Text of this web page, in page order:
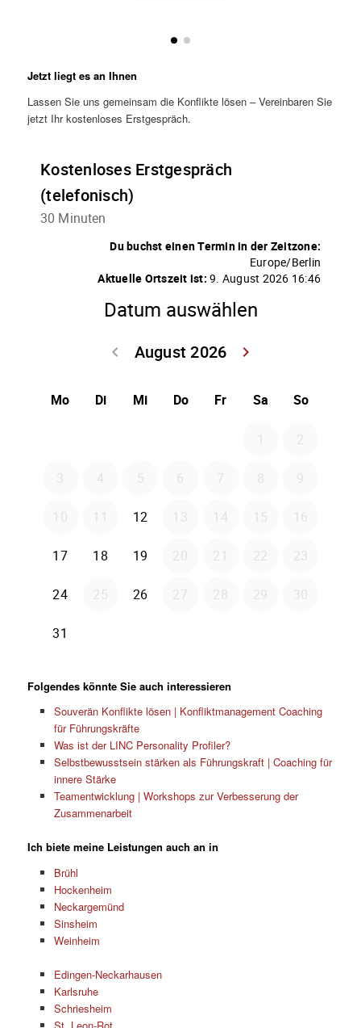
Jetzt liegt es an Ihnen
Lassen Sie uns gemeinsam die Konflikte lösen – Vereinbaren Sie
jetzt Ihr kostenloses Erstgespräch.
Folgendes könnte Sie auch interessieren
Souverän Konflikte lösen | Konfliktmanagement Coaching
für Führungskräfte
Was ist der LINC Personality Profiler?
Selbstbewusstsein stärken als Führungskraft | Coaching für
innere Stärke
Teamentwicklung | Workshops zur Verbesserung der
Zusammenarbeit
Ich biete meine Leistungen auch an in
Brühl
Hockenheim
Neckargemünd
Sinsheim
Weinheim
Edingen-Neckarhausen
Karlsruhe
Schriesheim